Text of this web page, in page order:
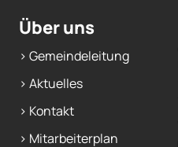
Über uns
> Gemeindeleitung
> Aktuelles
> Kontakt
> Mitarbeiterplan